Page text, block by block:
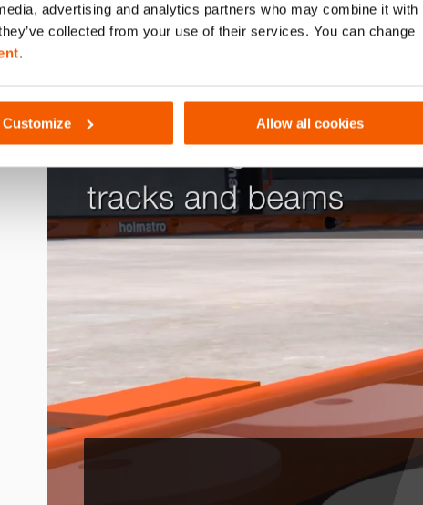
advertising and analytics partners who may combine it with
collected from your use of their services. You can change
.
Customize Allow all cookies